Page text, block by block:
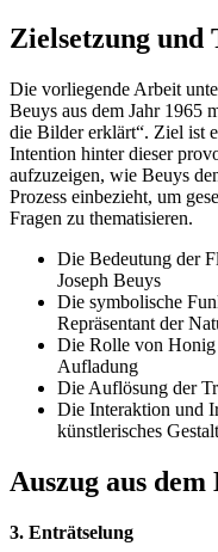
Zielsetzung und
Die vorliegende Arbeit
Beuys aus dem Jahr 1965
die Bilder erklärt“. Ziel ist
Intention hinter dieser
aufzuzeigen, wie Beuys
Prozess einbezieht, um
Fragen zu thematisieren.
Die Bedeutung der
Joseph Beuys
Die symbolische
Repräsentant der
Die Rolle von
Aufladung
Die Auflösung der
Die Interaktion und
künstlerisches
Auszug aus dem
3. Enträtselung